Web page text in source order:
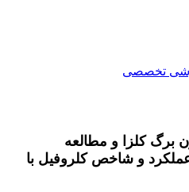
تخصصی
برگ کلزا و مطالعه
و شاخص کلروفیل با